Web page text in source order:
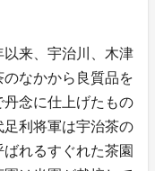
来、宇治川、木津
なかから良質品を
念に仕上げたもの
利将軍は宇治茶の
れるすぐれた茶園